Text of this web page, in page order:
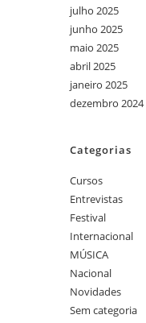
julho 2025
junho 2025
maio 2025
abril 2025
janeiro 2025
dezembro 2024
Categorias
Cursos
Entrevistas
Festival
Internacional
MÚSICA
Nacional
Novidades
Sem categoria